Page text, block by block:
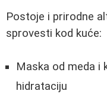
Postoje i prirodne
sprovesti kod kuće:
Maska od meda i
hidrataciju